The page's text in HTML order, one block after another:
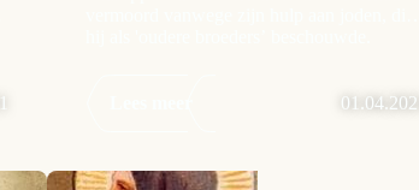
01.04.2021